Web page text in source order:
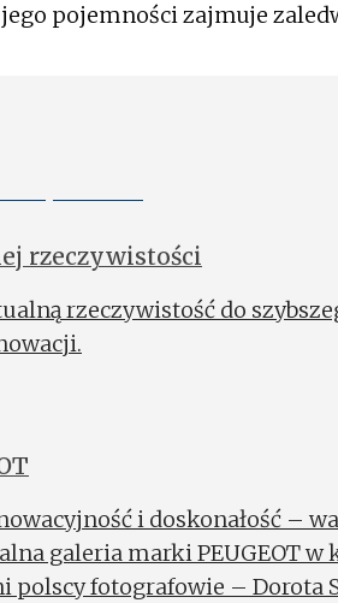
pojemności zajmuje
rzeczywistości
rzeczywistość do
i doskonałość –
galeria marki PEUGEOT w
polscy fotografowie – Dorota